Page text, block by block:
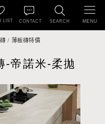
SEARCH
LIST CONTACT MENU
/ 薄板磚特價
-帝諾米-柔拋